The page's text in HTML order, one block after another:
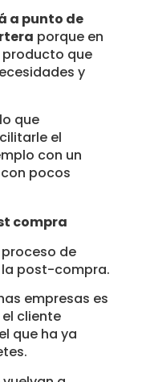
a punto de
porque en
que
y
que
el
con un
pocos
compra
de
post-compra.
empresas es
cliente
que ha ya